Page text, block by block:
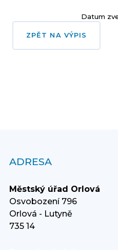
Datum
ZPĚT NA VÝPIS
ADRESA
Městský úřad Orlová
Osvobození 796
Orlová - Lutyně
735 14